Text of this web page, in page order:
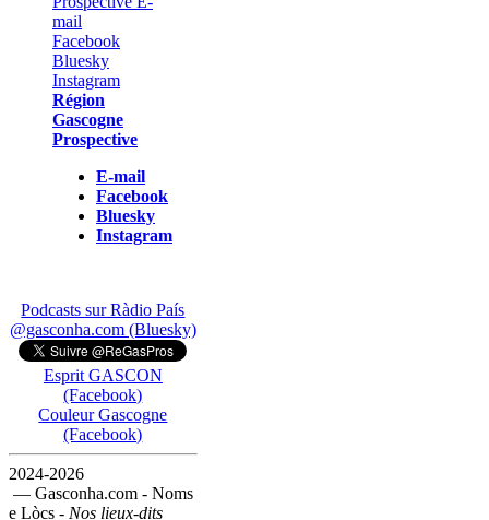
Région
Gascogne
Prospective
E-mail
Facebook
Bluesky
Instagram
Podcasts sur Ràdio País
@gasconha.com (Bluesky)
Esprit GASCON
(Facebook)
Couleur Gascogne
(Facebook)
2024-2026
— Gasconha.com - Noms
e Lòcs - Nos lieux-dits